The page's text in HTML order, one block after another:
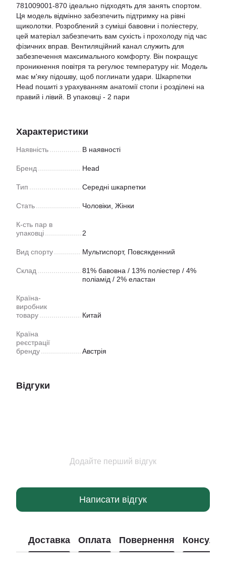
781009001-870 ідеально підходять для занять спортом.
Ця модель відмінно забезпечить підтримку на рівні
щиколотки. Розроблений з суміші бавовни і поліестеру,
цей матеріал забезпечить вам сухість і прохолоду під час
фізичних вправ. Вентиляційний канал служить для
забезпечення максимального комфорту. Він покращує
проникнення повітря та регулює температуру ніг. Модель
має м'яку підошву, щоб поглинати удари. Шкарпетки
Head пошиті з урахуванням анатомії стопи і розділені на
правий і лівий. В упаковці - 2 пари
Характеристики
Наявність В наявності
Бренд Head
Тип Середні шкарпетки
Стать Чоловіки, Жінки
К-сть пар в
упаковці
2
Вид спорту Мультиспорт, Повсякденний
Склад
81% бавовна / 13% поліестер / 4%
поліамід / 2% еластан
Країна-
виробник
товару
Китай
Країна
реєстрації
бренду
Австрія
Відгуки
Додайте перший відгук
Написати відгук
Доставка Оплата Повернення